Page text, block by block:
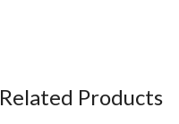
Related Products